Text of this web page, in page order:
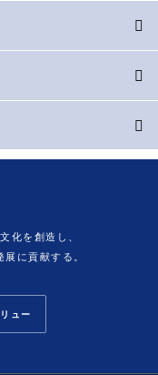
化を創造し、
に貢献する。
ュー